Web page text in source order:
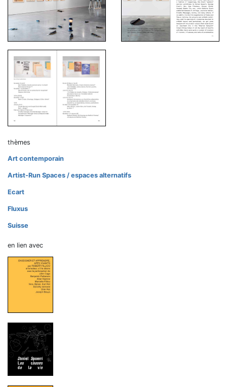
thèmes
Art contemporain
Artist-Run Spaces / espaces alternatifs
Ecart
Fluxus
Suisse
en lien avec